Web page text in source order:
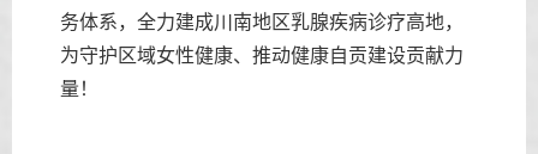
务体系，全力建成川南地区乳腺疾病诊疗高地，
为守护区域女性健康、推动健康自贡建设贡献力
量！